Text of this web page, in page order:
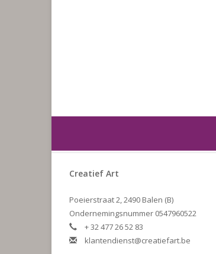
Creatief Art
Poeierstraat 2, 2490 Balen (B)
Ondernemingsnummer 0547960522
+ 32 477 26 52 83
klantendienst@creatiefart.be